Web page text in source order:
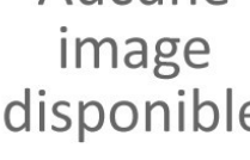
Créer une liste d'envies
Annuler Connexion